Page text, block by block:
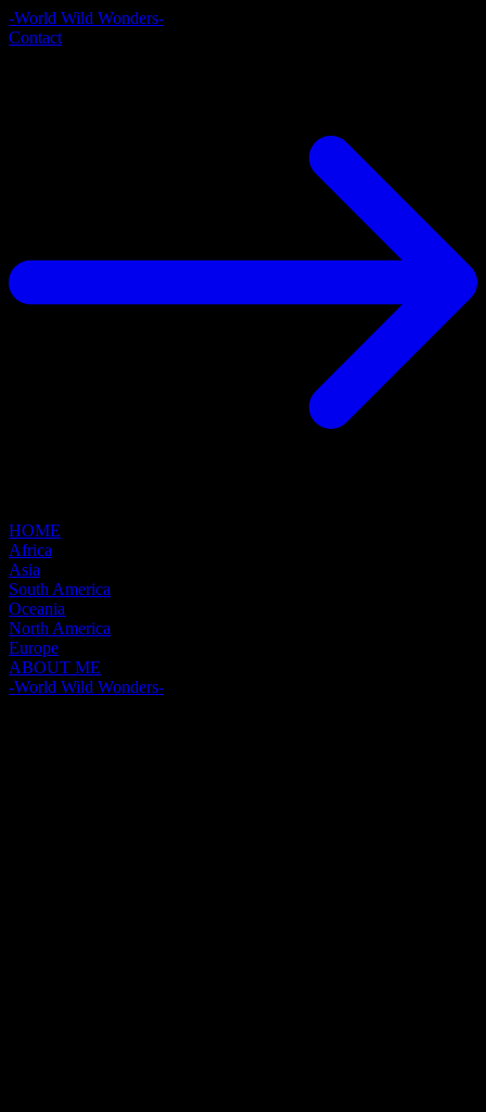
-World Wild Wonders-
Contact
HOME
Africa
Asia
South America
Oceania
North America
Europe
ABOUT ME
-World Wild Wonders-